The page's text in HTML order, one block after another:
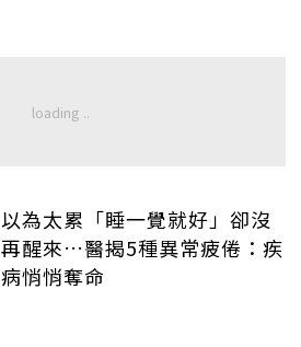
以為太累「睡一覺就好」卻沒
再醒來…醫揭5種異常疲倦：疾
病悄悄奪命